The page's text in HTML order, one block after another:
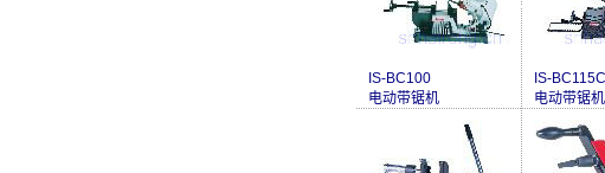
IS-BC100
电动带锯机
IS-BC115C
电动带锯机